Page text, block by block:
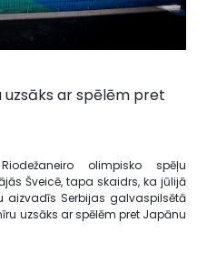
uzsāks ar spēlēm pret
olimpisko spēļu
Šveicē, tapa skaidrs, ka jūlijā
aizvadīs Serbijas galvaspilsētā
uzsāks ar spēlēm pret Japānu